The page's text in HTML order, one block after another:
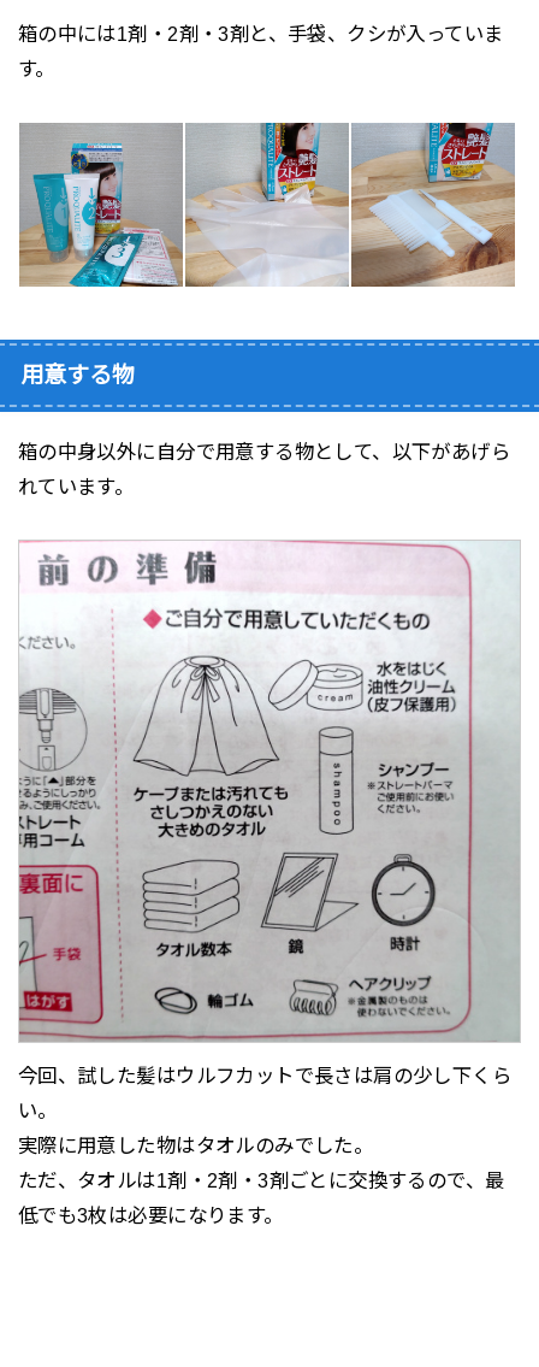
箱の中には1剤・2剤・3剤と、手袋、クシが入っていま
す。
用意する物
箱の中身以外に自分で用意する物として、以下があげら
れています。
今回、試した髪はウルフカットで長さは肩の少し下くら
い。
実際に用意した物はタオルのみでした。
ただ、タオルは1剤・2剤・3剤ごとに交換するので、最
低でも3枚は必要になります。